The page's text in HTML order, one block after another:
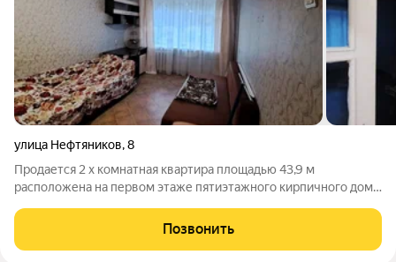
улица Нефтяников,8
Продается 2 х комнатная квартира площадью 43,9 м
расположена на первом этаже пятиэтажного кирпичного дома
просторную гостиную, изолированную спальню, раздельный
санузел и кухню 6 м. Окна
Позвонить